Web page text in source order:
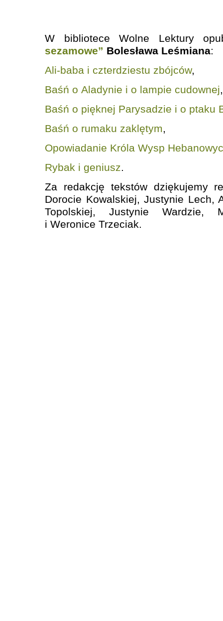
W bibliotece Wolne Lektury
sezamowe” Bolesława Leśmiana:
Ali-baba i czterdziestu zbójców,
Baśń o Aladynie i o lampie cudownej,
Baśń o pięknej Parysadzie i o ptaku
Baśń o rumaku zaklętym,
Opowiadanie Króla Wysp
Rybak i geniusz.
Za redakcję tekstów dziękujemy
Dorocie Kowalskiej, Justynie Lech,
Topolskiej, Justynie Wardzie,
i Weronice Trzeciak.